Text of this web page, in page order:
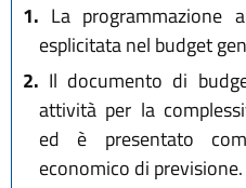
1. La programmazione
esplicitata nel budget
2. Il documento di
attività per la
ed è presentato
economico di previsione.